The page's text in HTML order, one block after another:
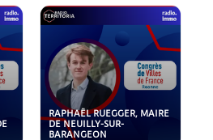
RAPHAËL RUEGGER, MAIRE
DE NEUILLY-SUR-
BARANGEON